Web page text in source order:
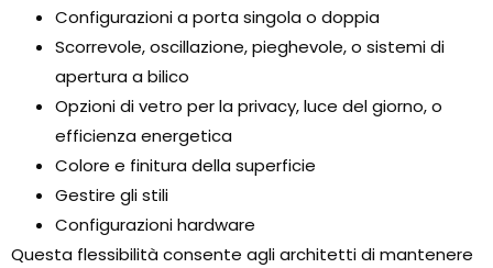
Configurazioni a porta singola o doppia
Scorrevole, oscillazione, pieghevole, o sistemi di
apertura a bilico
Opzioni di vetro per la privacy, luce del giorno, o
efficienza energetica
Colore e finitura della superficie
Gestire gli stili
Configurazioni hardware
Questa flessibilità consente agli architetti di mantenere